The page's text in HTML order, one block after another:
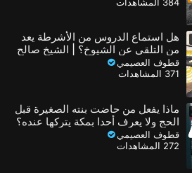
هل استماع الدروس من الأشرطة يعد
من التلقي عن الشيوخ؟ | الشيخ صالح
العصيمي
قطوف العصيمي
371 المشاهدات
ماذا يفعل من حاضت بنته الصغيرة قبل
الحج ولا يعرف أحدا بمكة يتركها عنده؟
| الشيخ صالح العصيمي
قطوف العصيمي
272 المشاهدات